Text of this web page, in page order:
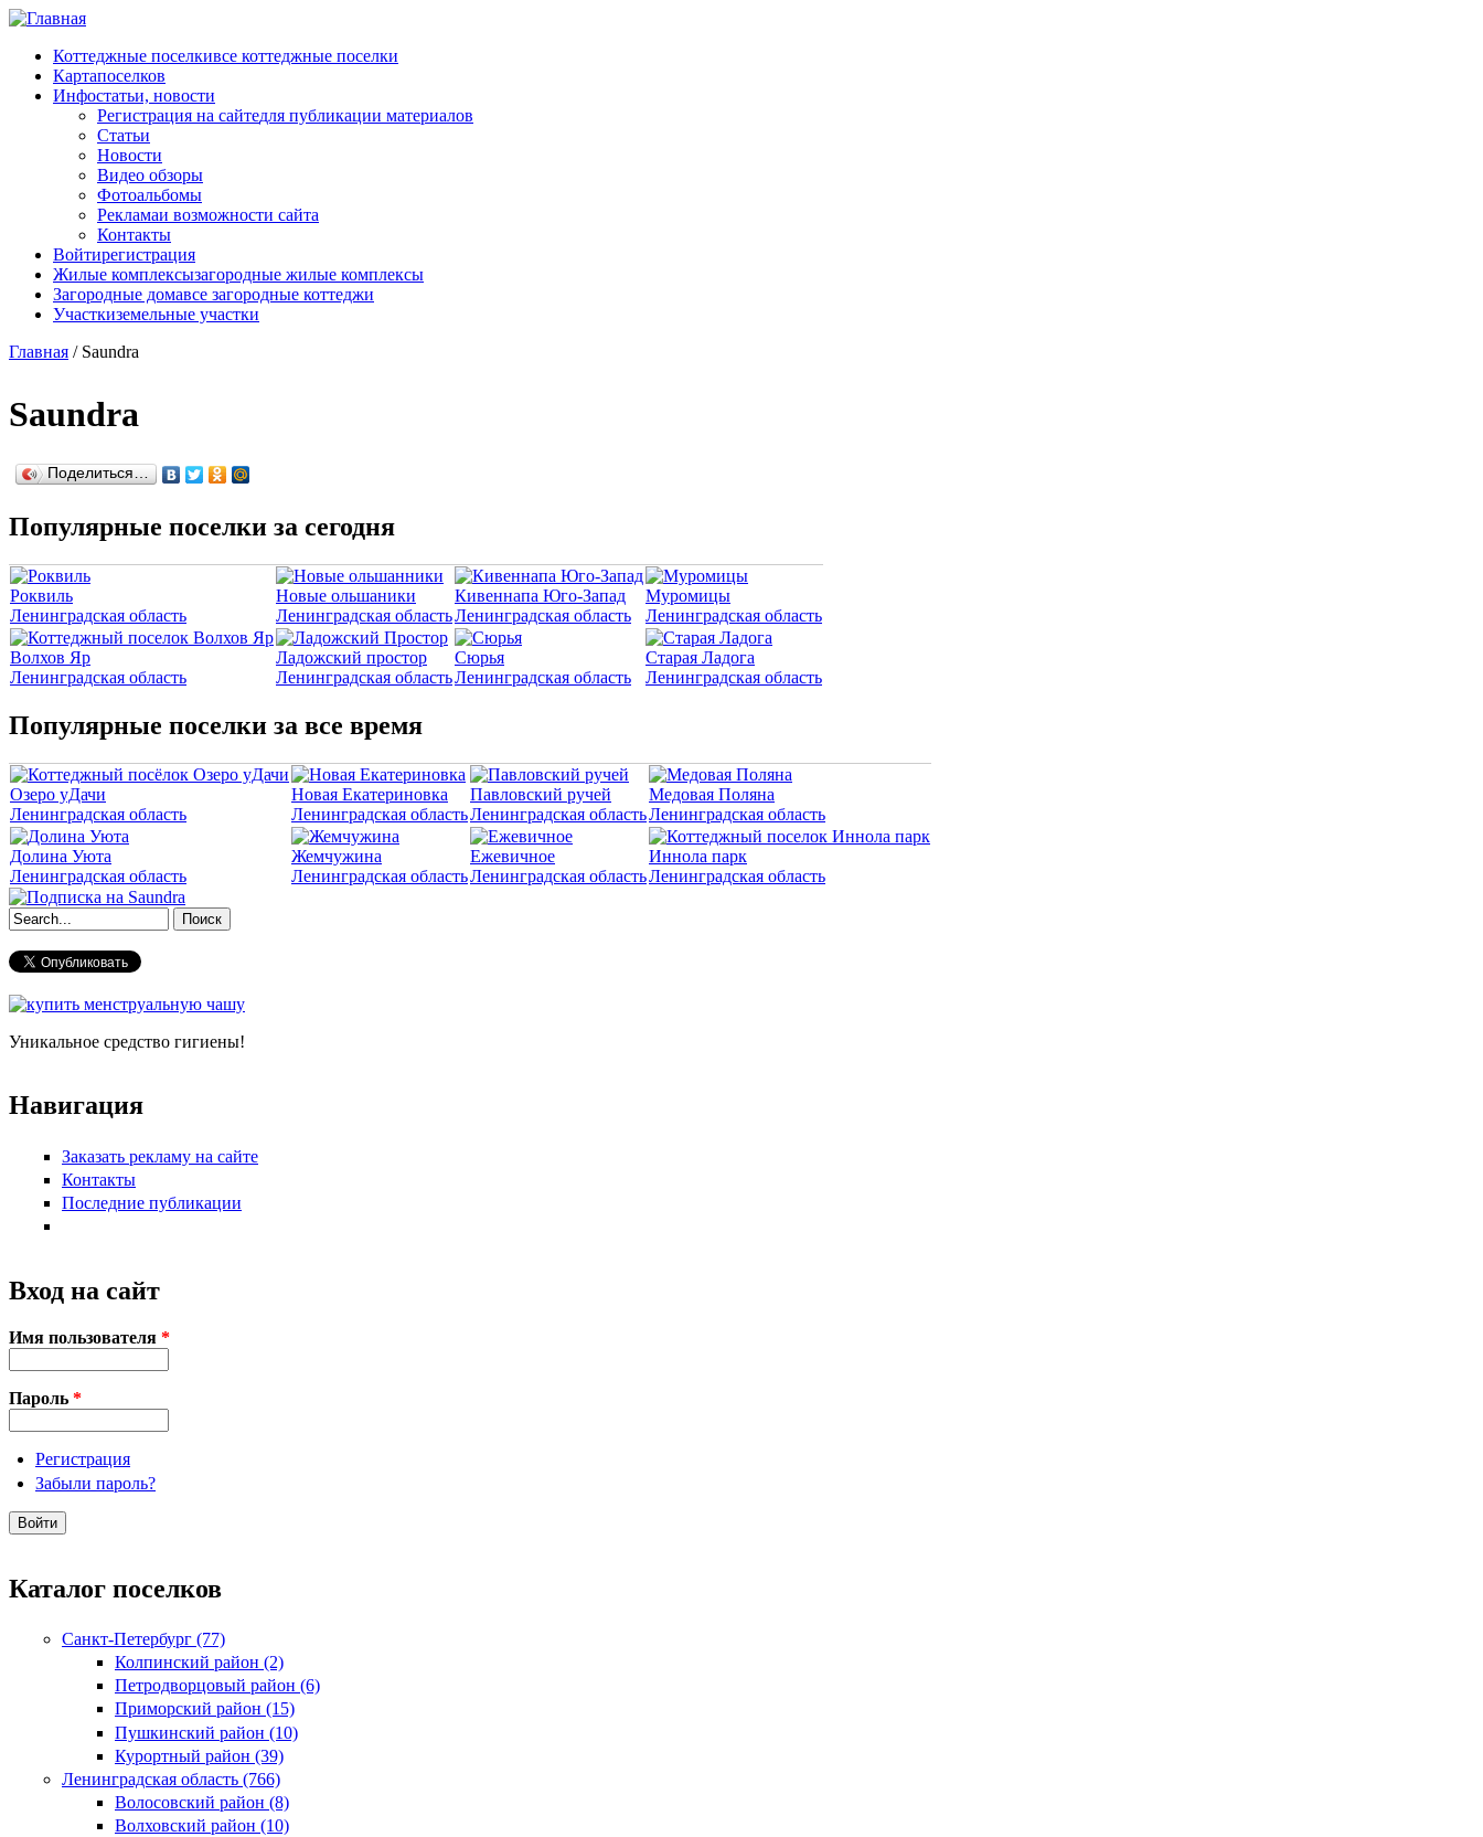
Перейти к основному содержанию
Коттеджные поселкивсе коттеджные поселки
Картапоселков
Инфостатьи, новости
Регистрация на сайтедля публикации материалов
Статьи
Новости
Видео обзоры
Фотоальбомы
Рекламаи возможности сайта
Контакты
Войтирегистрация
Жилые комплексызагородные жилые комплексы
Загородные домавсе загородные коттеджи
Участкиземельные участки
Главная /Saundra
Saundra
Поделиться…
Популярные поселки за сегодня
Роквиль
Ленинградская область
Новые ольшаники
Ленинградская область
Кивеннапа Юго-Запад
Ленинградская область
Муромицы
Ленинградская область
Волхов Яр
Ленинградская область
Ладожский простор
Ленинградская область
Сюрья
Ленинградская область
Старая Ладога
Ленинградская область
Популярные поселки за все время
Озеро уДачи
Ленинградская область
Новая Екатериновка
Ленинградская область
Павловский ручей
Ленинградская область
Медовая Поляна
Ленинградская область
Долина Уюта
Ленинградская область
Жемчужина
Ленинградская область
Ежевичное
Ленинградская область
Иннола парк
Ленинградская область
Форма поиска
Уникальное средство гигиены!
Навигация
Заказать рекламу на сайте
Контакты
Последние публикации
Вход на сайт
Имя пользователя *
Пароль *
Регистрация
Забыли пароль?
Каталог поселков
Санкт-Петербург (77)
Колпинский район (2)
Петродворцовый район (6)
Приморский район (15)
Пушкинский район (10)
Курортный район (39)
Ленинградская область (766)
Волосовский район (8)
Волховский район (10)